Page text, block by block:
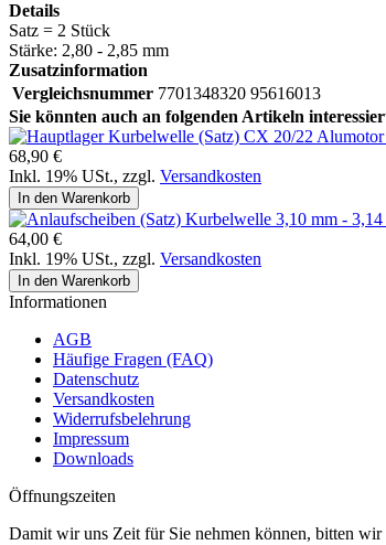
Details
Satz = 2 Stück
Stärke: 2,80 - 2,85 mm
Zusatzinformation
Vergleichsnummer 7701348320 95616013
Sie könnten auch an folgenden Artikeln
68,90 €
Inkl. 19% USt., zzgl. Versandkosten
In den Warenkorb
64,00 €
Inkl. 19% USt., zzgl. Versandkosten
In den Warenkorb
Informationen
AGB
Häufige Fragen (FAQ)
Datenschutz
Versandkosten
Widerrufsbelehrung
Impressum
Downloads
Öffnungszeiten
Damit wir uns Zeit für Sie nehmen können, bitten wir